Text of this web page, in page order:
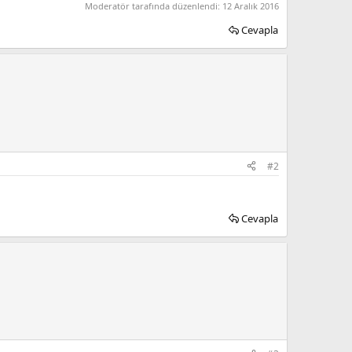
Moderatör tarafında düzenlendi: 12 Aralık 2016
Cevapla
#2
Cevapla